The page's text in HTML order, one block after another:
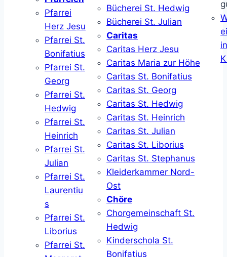
Pfarrei
Herz Jesu
Pfarrei St.
Bonifatius
Pfarrei St.
Georg
Pfarrei St.
Hedwig
Pfarrei St.
Heinrich
Pfarrei St.
Julian
Pfarrei St.
Laurentiu
s
Pfarrei St.
Liborius
Pfarrei St.
Bücherei St. Hedwig
Bücherei St. Julian
Caritas
Caritas Herz Jesu
Caritas Maria zur Höhe
Caritas St. Bonifatius
Caritas St. Georg
Caritas St. Hedwig
Caritas St. Heinrich
Caritas St. Julian
Caritas St. Liborius
Caritas St. Stephanus
Kleiderkammer Nord-
Ost
Chöre
Chorgemeinschaft St.
Hedwig
Kinderschola St.
Bonifatius